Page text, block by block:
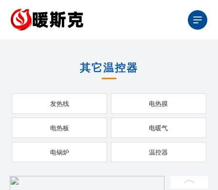
其它温控器
发热线 电热膜
电热板 电暖气
电锅炉 温控器